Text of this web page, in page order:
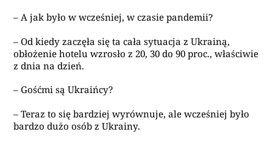
– A jak było w wcześniej, w czasie pandemii?
– Od kiedy zaczęła się ta cała sytuacja z Ukrainą,
obłożenie hotelu wzrosło z 20, 30 do 90 proc., właściwie
z dnia na dzień.
– Gośćmi są Ukraińcy?
– Teraz to się bardziej wyrównuje, ale wcześniej było
bardzo dużo osób z Ukrainy.